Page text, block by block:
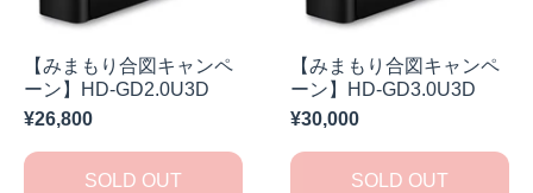
【みまもり合図キャンペ
ーン】HD-GD2.0U3D
¥26,800
SOLD OUT
【みまもり合図キャンペ
ーン】HD-GD3.0U3D
¥30,000
SOLD OUT